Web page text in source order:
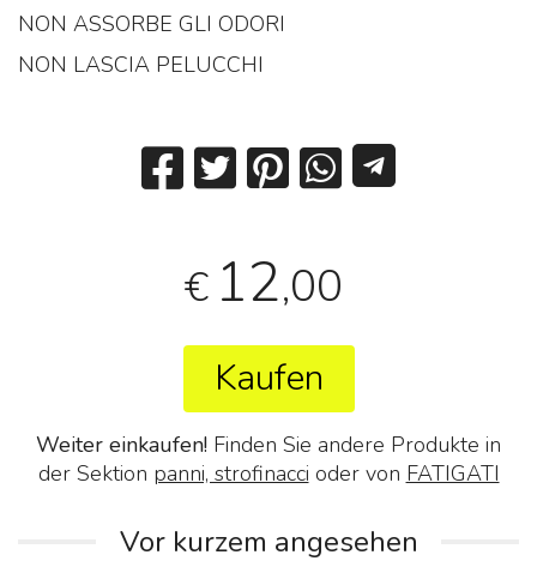
NON ASSORBE GLI ODORI
NON LASCIA PELUCCHI
€ 12,00
Kaufen
Weiter einkaufen! Finden Sie andere Produkte in
der Sektion panni, strofinacci oder von FATIGATI
Vor kurzem angesehen